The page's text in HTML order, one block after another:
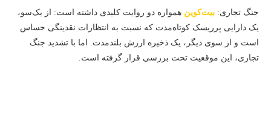
جنگ تجاری: بیت‌کوین همواره دو روایت کلیدی داشته است: از یک‌سو،
یک دارایی پرریسک کوتاه‌مدت که نسبت به انتظارات نقدینگی حساس
است و از سوی دیگر، یک ذخیره ارزش بلندمدت. اما با تشدید جنگ
تجاری، این موقعیت تحت بررسی قرار گرفته است.